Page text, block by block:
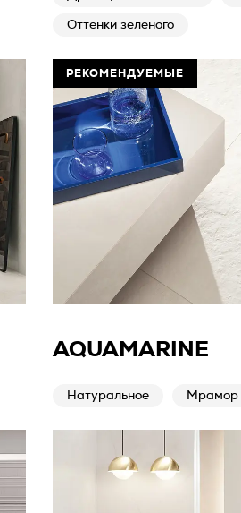
Оттенки зеленого
РЕКОМЕНДУЕМЫЕ
AQUAMARINE
Натуральное Мрамор